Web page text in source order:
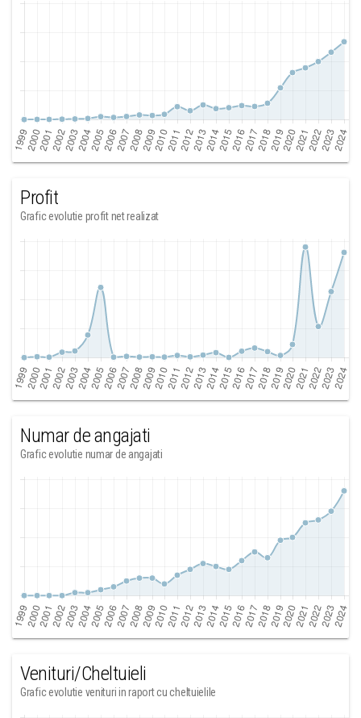
Profit
Grafic evolutie profit net realizat
Numar de angajati
Grafic evolutie numar de angajati
Venituri/Cheltuieli
Grafic evolutie venituri in raport cu cheltuielile